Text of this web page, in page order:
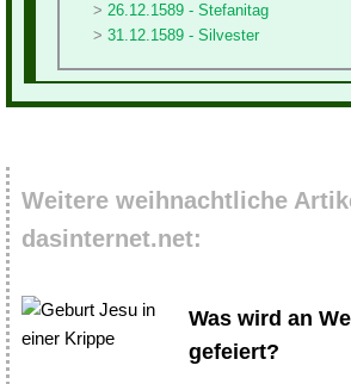
26.12.1589 - Stefanitag
31.12.1589 - Silvester
Weitere weihnachtliche
dasinternet.net:
Was wird an
gefeiert?